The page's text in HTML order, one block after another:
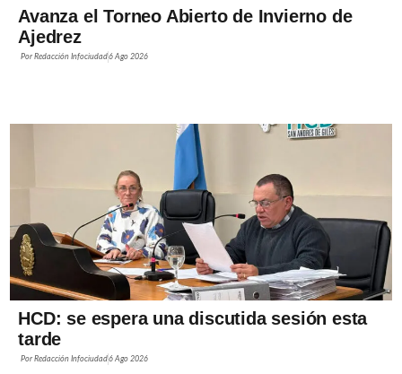
Avanza el Torneo Abierto de Invierno de
Ajedrez
PorRedacción Infociudad6 Ago 2026
HCD: se espera una discutida sesión esta
tarde
PorRedacción Infociudad6 Ago 2026